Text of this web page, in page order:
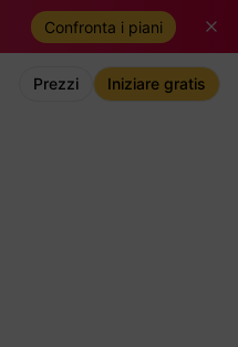
Confronta i piani
Prezzi Iniziare gratis